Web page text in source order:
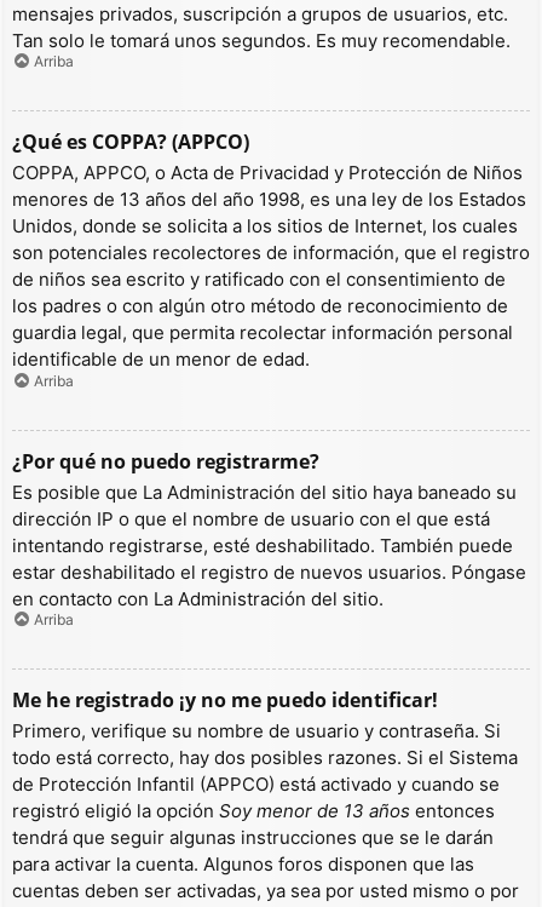
mensajes privados, suscripción a grupos de usuarios, etc.
Tan solo le tomará unos segundos. Es muy recomendable.
Arriba
¿Qué es COPPA? (APPCO)
COPPA, APPCO, o Acta de Privacidad y Protección de Niños
menores de 13 años del año 1998, es una ley de los Estados
Unidos, donde se solicita a los sitios de Internet, los cuales
son potenciales recolectores de información, que el registro
de niños sea escrito y ratificado con el consentimiento de
los padres o con algún otro método de reconocimiento de
guardia legal, que permita recolectar información personal
identificable de un menor de edad.
Arriba
¿Por qué no puedo registrarme?
Es posible que La Administración del sitio haya baneado su
dirección IP o que el nombre de usuario con el que está
intentando registrarse, esté deshabilitado. También puede
estar deshabilitado el registro de nuevos usuarios. Póngase
en contacto con La Administración del sitio.
Arriba
Me he registrado ¡y no me puedo identificar!
Primero, verifique su nombre de usuario y contraseña. Si
todo está correcto, hay dos posibles razones. Si el Sistema
de Protección Infantil (APPCO) está activado y cuando se
registró eligió la opción Soy menor de 13 años entonces
tendrá que seguir algunas instrucciones que se le darán
para activar la cuenta. Algunos foros disponen que las
cuentas deben ser activadas, ya sea por usted mismo o por